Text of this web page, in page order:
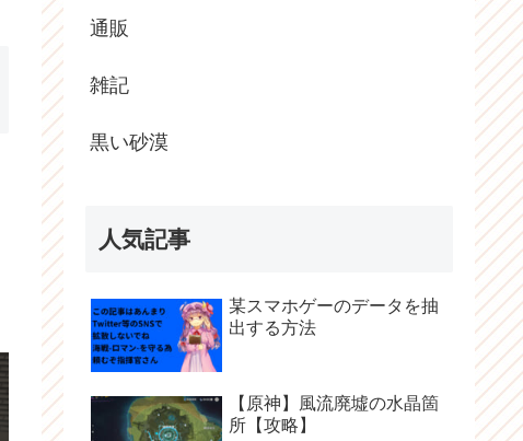
通販
雑記
黒い砂漠
人気記事
某スマホゲーのデータを抽
出する方法
【原神】風流廃墟の水晶箇
所【攻略】